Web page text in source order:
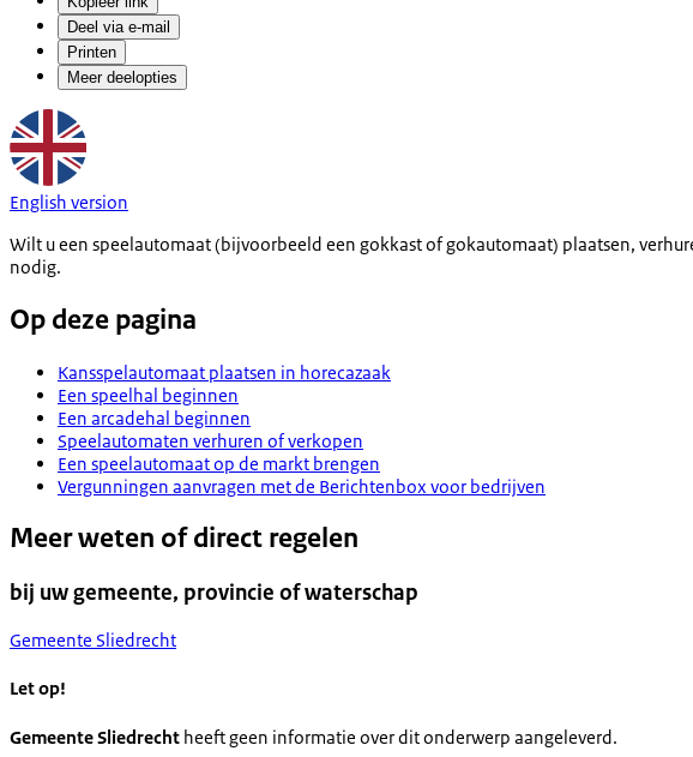
Deel via e-mail
Printen
Meer deelopties
English version
Wilt u een speelautomaat (bijvoorbeeld een gokkast of gokautomaat) plaatsen,
nodig.
Op deze pagina
Kansspelautomaat plaatsen in horecazaak
Een speelhal beginnen
Een arcadehal beginnen
Speelautomaten verhuren of verkopen
Een speelautomaat op de markt brengen
Vergunningen aanvragen met de Berichtenbox voor bedrijven
Meer weten of direct regelen
bij uw gemeente, provincie of waterschap
Gemeente Sliedrecht
Let op!
Gemeente Sliedrecht heeft geen informatie over dit onderwerp aangeleverd.